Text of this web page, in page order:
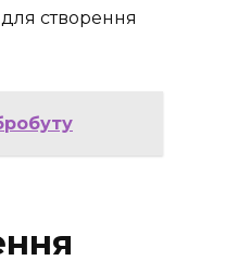
створення